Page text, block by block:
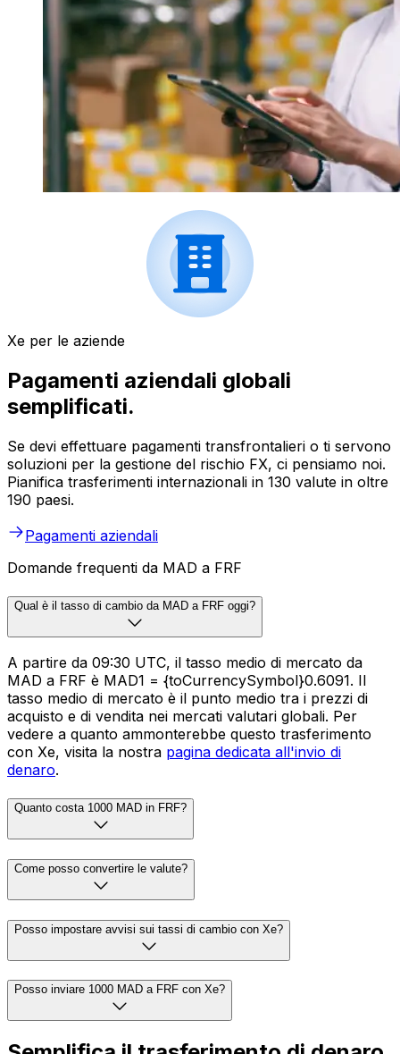
Xe per le aziende
Pagamenti aziendali globali
semplificati.
Se devi effettuare pagamenti transfrontalieri o ti servono
soluzioni per la gestione del rischio FX, ci pensiamo noi.
Pianifica trasferimenti internazionali in 130 valute in oltre
190 paesi.
Pagamenti aziendali
Domande frequenti da MAD a FRF
Qual è il tasso di cambio da MAD a FRF oggi?
A partire da 09:30 UTC, il tasso medio di mercato da
MAD a FRF è MAD1 = {toCurrencySymbol}0.6091. Il
tasso medio di mercato è il punto medio tra i prezzi di
acquisto e di vendita nei mercati valutari globali. Per
vedere a quanto ammonterebbe questo trasferimento
con Xe, visita la nostra pagina dedicata all'invio di
denaro.
Quanto costa 1000 MAD in FRF?
Come posso convertire le valute?
Posso impostare avvisi sui tassi di cambio con Xe?
Posso inviare 1000 MAD a FRF con Xe?